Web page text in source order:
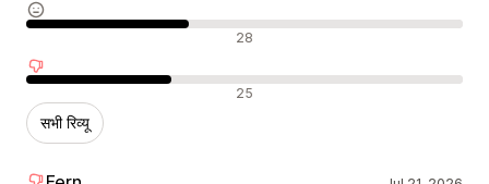
न्यूट्रल रिव्यू 28
नकारात्मक रिव्यू 25
सभी रिव्यू